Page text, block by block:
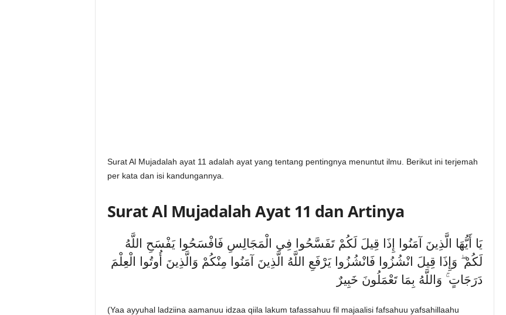
Surat Al Mujadalah ayat 11 adalah ayat yang tentang pentingnya menuntut ilmu. Berikut ini terjemah
per kata dan isi kandungannya.
Surat Al Mujadalah Ayat 11 dan Artinya
يَا أَيُّهَا الَّذِينَ آمَنُوا إِذَا قِيلَ لَكُمْ تَفَسَّحُوا فِي الْمَجَالِسِ فَافْسَحُوا يَفْسَحِ اللَّهُ
لَكُمْ ۖ وَإِذَا قِيلَ انْشُزُوا فَانْشُزُوا يَرْفَعِ اللَّهُ الَّذِينَ آمَنُوا مِنْكُمْ وَالَّذِينَ أُوتُوا الْعِلْمَ
دَرَجَاتٍ ۚ وَاللَّهُ بِمَا تَعْمَلُونَ خَبِيرٌ
(Yaa ayyuhal ladziina aamanuu idzaa qiila lakum tafassahuu fil majaalisi fafsahuu yafsahillaahu